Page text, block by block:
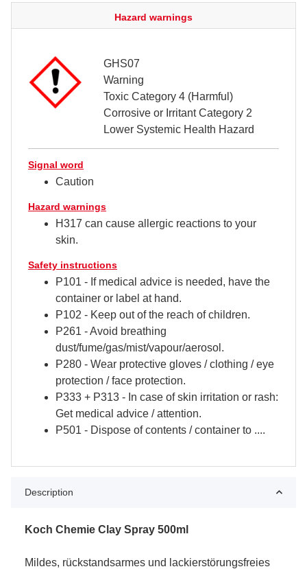
Hazard warnings
GHS07
Warning
Toxic Category 4 (Harmful)
Corrosive or Irritant Category 2
Lower Systemic Health Hazard
Signal word
Caution
Hazard warnings
H317 can cause allergic reactions to your
skin.
Safety instructions
P101 - If medical advice is needed, have the
container or label at hand.
P102 - Keep out of the reach of children.
P261 - Avoid breathing
dust/fume/gas/mist/vapour/aerosol.
P280 - Wear protective gloves / clothing / eye
protection / face protection.
P333 + P313 - In case of skin irritation or rash:
Get medical advice / attention.
P501 - Dispose of contents / container to ....
Description
Koch Chemie Clay Spray 500ml
Mildes, rückstandsarmes und lackierstörungsfreies